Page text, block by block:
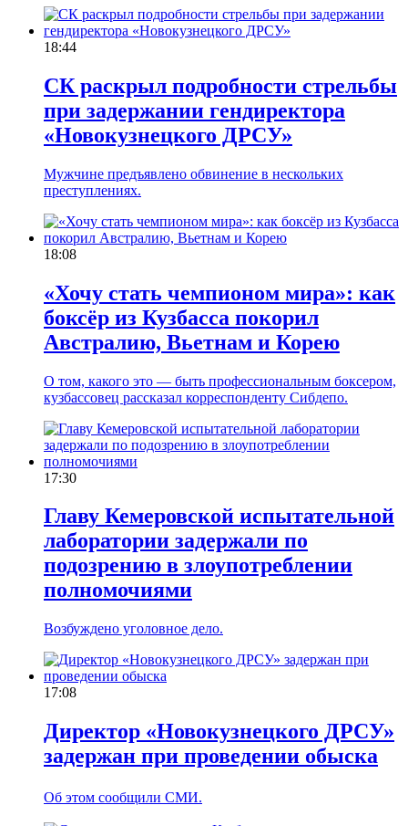
18:44
СК раскрыл подробности стрельбы
при задержании гендиректора
«Новокузнецкого ДРСУ»
Мужчине предъявлено обвинение в нескольких
преступлениях.
18:08
«Хочу стать чемпионом мира»: как
боксёр из Кузбасса покорил
Австралию, Вьетнам и Корею
О том, какого это — быть профессиональным боксером,
кузбассовец рассказал корреспонденту Сибдепо.
17:30
Главу Кемеровской испытательной
лаборатории задержали по
подозрению в злоупотреблении
полномочиями
Возбуждено уголовное дело.
17:08
Директор «Новокузнецкого ДРСУ»
задержан при проведении обыска
Об этом сообщили СМИ.